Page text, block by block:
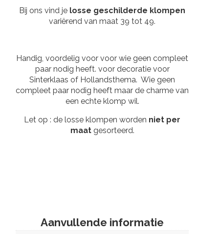
Bij ons vind je losse geschilderde klompen
variërend van maat 39 tot 49.
Handig, voordelig voor voor wie geen compleet
paar nodig heeft. voor decoratie voor
Sinterklaas of Hollandsthema. Wie geen
compleet paar nodig heeft maar de charme van
een echte klomp wil.
Let op : de losse klompen worden niet per
maatgesorteerd.
Aanvullende informatie